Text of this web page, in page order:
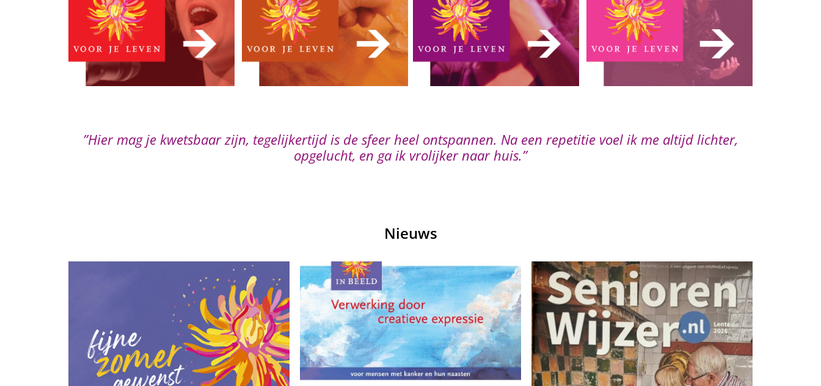
Spelen voor je Leven is weer plezier in mijn leven. Als ik speel, ben ik er even helemaal niet, mijn zorgen zijn weg.
Toneelspelen kan je een enorm gevoel van vrijheid en ruimte geven.
Nieuws